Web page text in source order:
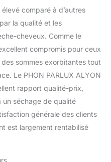
PARLUX
des matières
et des
recyclables,
faible pollution
pas d'émissions
et un séchage
d'énergie
Le coffret
contient 1
Parlux Alyon bleu
concentrateur
comparé à d’autres
la qualité et les
cheveux. Comme le
compromis pour ceux
sommes exorbitantes tout
Le PHON PARLUX ALYON
rapport qualité-prix,
séchage de qualité
générale des clients
est largement rentabilisé